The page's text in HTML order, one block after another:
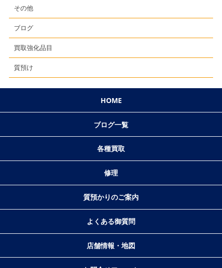
その他
ブログ
買取強化品目
質預け
HOME
ブログ一覧
各種買取
修理
質預かりのご案内
よくある御質問
店舗情報・地図